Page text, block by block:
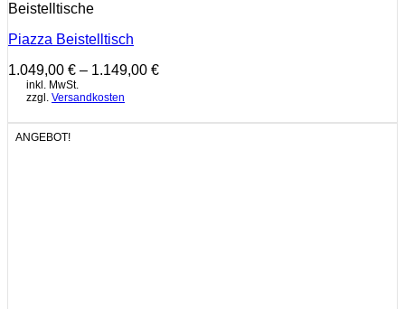
Beistelltische
Piazza Beistelltisch
1.049,00 € – 1.149,00 €
inkl. MwSt.
zzgl. Versandkosten
ANGEBOT!